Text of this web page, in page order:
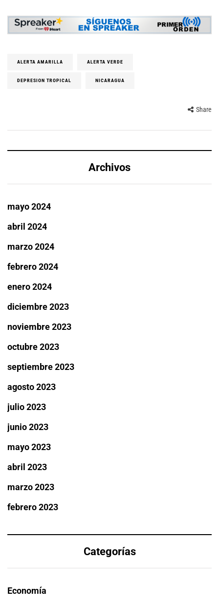
ALERTA AMARILLA ALERTA VERDE
DEPRESION TROPICAL NICARAGUA
Share
Archivos
mayo 2024
abril 2024
marzo 2024
febrero 2024
enero 2024
diciembre 2023
noviembre 2023
octubre 2023
septiembre 2023
agosto 2023
julio 2023
junio 2023
mayo 2023
abril 2023
marzo 2023
febrero 2023
Categorías
Economía